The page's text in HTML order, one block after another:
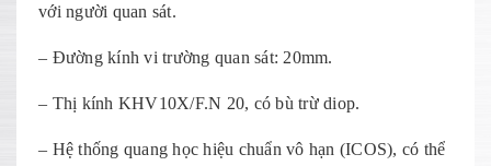
với người quan sát.
– Đường kính vi trường quan sát: 20mm.
– Thị kính KHV10X/F.N 20, có bù trừ diop.
– Hệ thống quang học hiệu chuẩn vô hạn (ICOS), có thể